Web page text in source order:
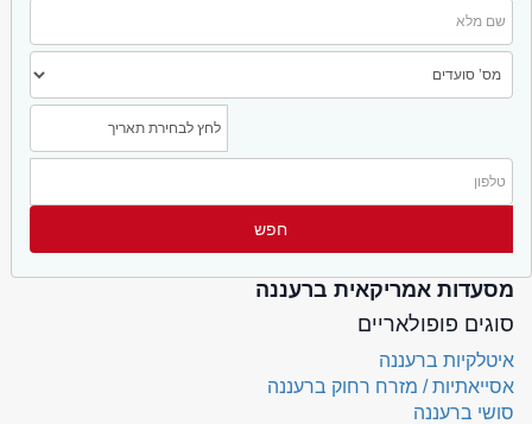
מסעדות אמריקאית ברעננה
סוגים פופולאריים
איטלקיות ברעננה
אסייאתיות / מזרח רחוק ברעננה
סושי ברעננה